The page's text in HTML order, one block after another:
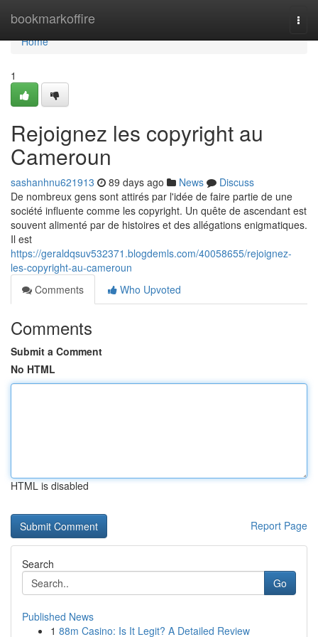
bookmarkoffire
Home
Home
1
Rejoignez les copyright au
Cameroun
sashanhnu621913 89 days ago News
Discuss
De nombreux gens sont attirés par l'idée de faire partie de une
société influente comme les copyright. Un quête de ascendant est
souvent alimenté par de histoires et des allégations enigmatiques.
Il est
https://geraldqsuv532371.blogdemls.com/40058655/rejoignez-
les-copyright-au-cameroun
Comments
Who Upvoted
Comments
Submit a Comment
No HTML
HTML is disabled
Report Page
Search
Go
Published News
1 88m Casino: Is It Legit? A Detailed Review